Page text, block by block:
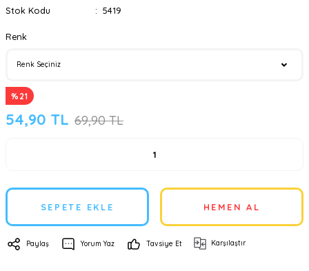
Stok Kodu
5419
Renk
%21
54,90 TL 69,90 TL
SEPETE EKLE HEMEN AL
Paylaş Yorum Yaz Tavsiye Et Karşılaştır